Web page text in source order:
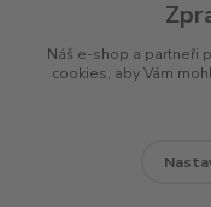
Mimosoudní řešení sporů
Náš e-shop a partneři
cookies, aby Vám